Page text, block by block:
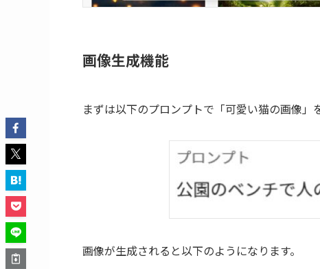
画像生成機能
まずは以下のプロンプトで「可愛い猫の画像」
画像が生成されると以下のようになります。